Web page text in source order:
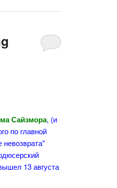
Сайзмора, (и
по главной
13 августа